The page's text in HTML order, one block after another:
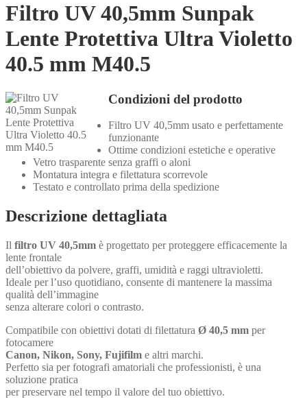
Filtro UV 40,5mm Sunpak
Lente Protettiva Ultra Violetto
40.5 mm M40.5
Condizioni del prodotto
Filtro UV 40,5mm usato e perfettamente
funzionante
Ottime condizioni estetiche e operative
Vetro trasparente senza graffi o aloni
Montatura integra e filettatura scorrevole
Testato e controllato prima della spedizione
Descrizione dettagliata
Il filtro UV 40,5mm è progettato per proteggere efficacemente la
lente frontale
dell’obiettivo da polvere, graffi, umidità e raggi ultravioletti.
Ideale per l’uso quotidiano, consente di mantenere la massima
qualità dell’immagine
senza alterare colori o contrasto.
Compatibile con obiettivi dotati di filettatura Ø 40,5 mm per
fotocamere
Canon, Nikon, Sony, Fujifilm e altri marchi.
Perfetto sia per fotografi amatoriali che professionisti, è una
soluzione pratica
per preservare nel tempo il valore del tuo obiettivo.